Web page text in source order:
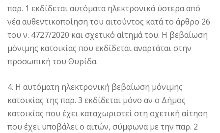
παρ. 1 εκδίδεται αυτόματα ηλεκτρονικά ύστερα από
νέα αυθεντικοποίηση του αιτούντος κατά το άρθρο 26
του ν. 4727/2020 και σχετικό αίτημά του. Η βεβαίωση
μόνιμης κατοικίας που εκδίδεται αναρτάται στην
προσωπική του Θυρίδα.
4. Η αυτόματη ηλεκτρονική βεβαίωση μόνιμης
κατοικίας της παρ. 3 εκδίδεται μόνο αν ο Δήμος
κατοικίας που έχει καταχωριστεί στη σχετική αίτηση
που έχει υποβάλει ο αιτών, σύμφωνα με την παρ. 2